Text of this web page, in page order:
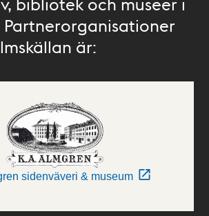
Partnerorganisationer
är:
sidenväveri & museum